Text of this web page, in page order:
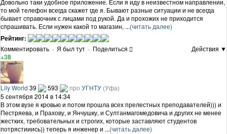
то мой телефон всегда скажет где я. Бывают разные ситуации и не всегда
бывает справочник с лицами под рукой. Да и прохожих не приходится
спрашивать. Если нужен какой то магазин, ...(читать далее)
Рейтинг:
Комментировать · Я был тут · Поделиться
Действия ▼
+38
Lily World 39 593 про УГНТУ (Уфа)
5 сентября 2014 в 14:34
В этом вузе я кровью и потом прошла всех прелестных преподавателей))) и
Пестряева, и Прахову, и Янчушку, и Султанмагомедовича и других не менее
жестких, требовательных и строгих, которые заставляют студентов
потрястииись)) теперь я инженер и ...(читать далее)